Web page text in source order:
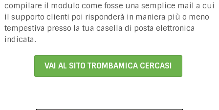
compilare il modulo come fosse una semplice mail a cui
il supporto clienti poi risponderà in maniera più o meno
tempestiva presso la tua casella di posta elettronica
indicata.
VAI AL SITO TROMBAMICA CERCASI